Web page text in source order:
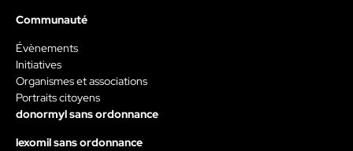
Communauté
Évènements
Initiatives
Organismes et associations
Portraits citoyens
donormyl sans ordonnance
lexomil sans ordonnance